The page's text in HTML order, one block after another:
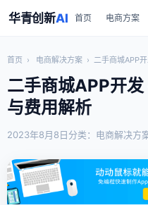
华青创新AI 首页 电商方案
首页 › 电商解决方案 › 二手商城APP
二手商城APP开
与费用解析
2023年8月8日分类：电商解决方